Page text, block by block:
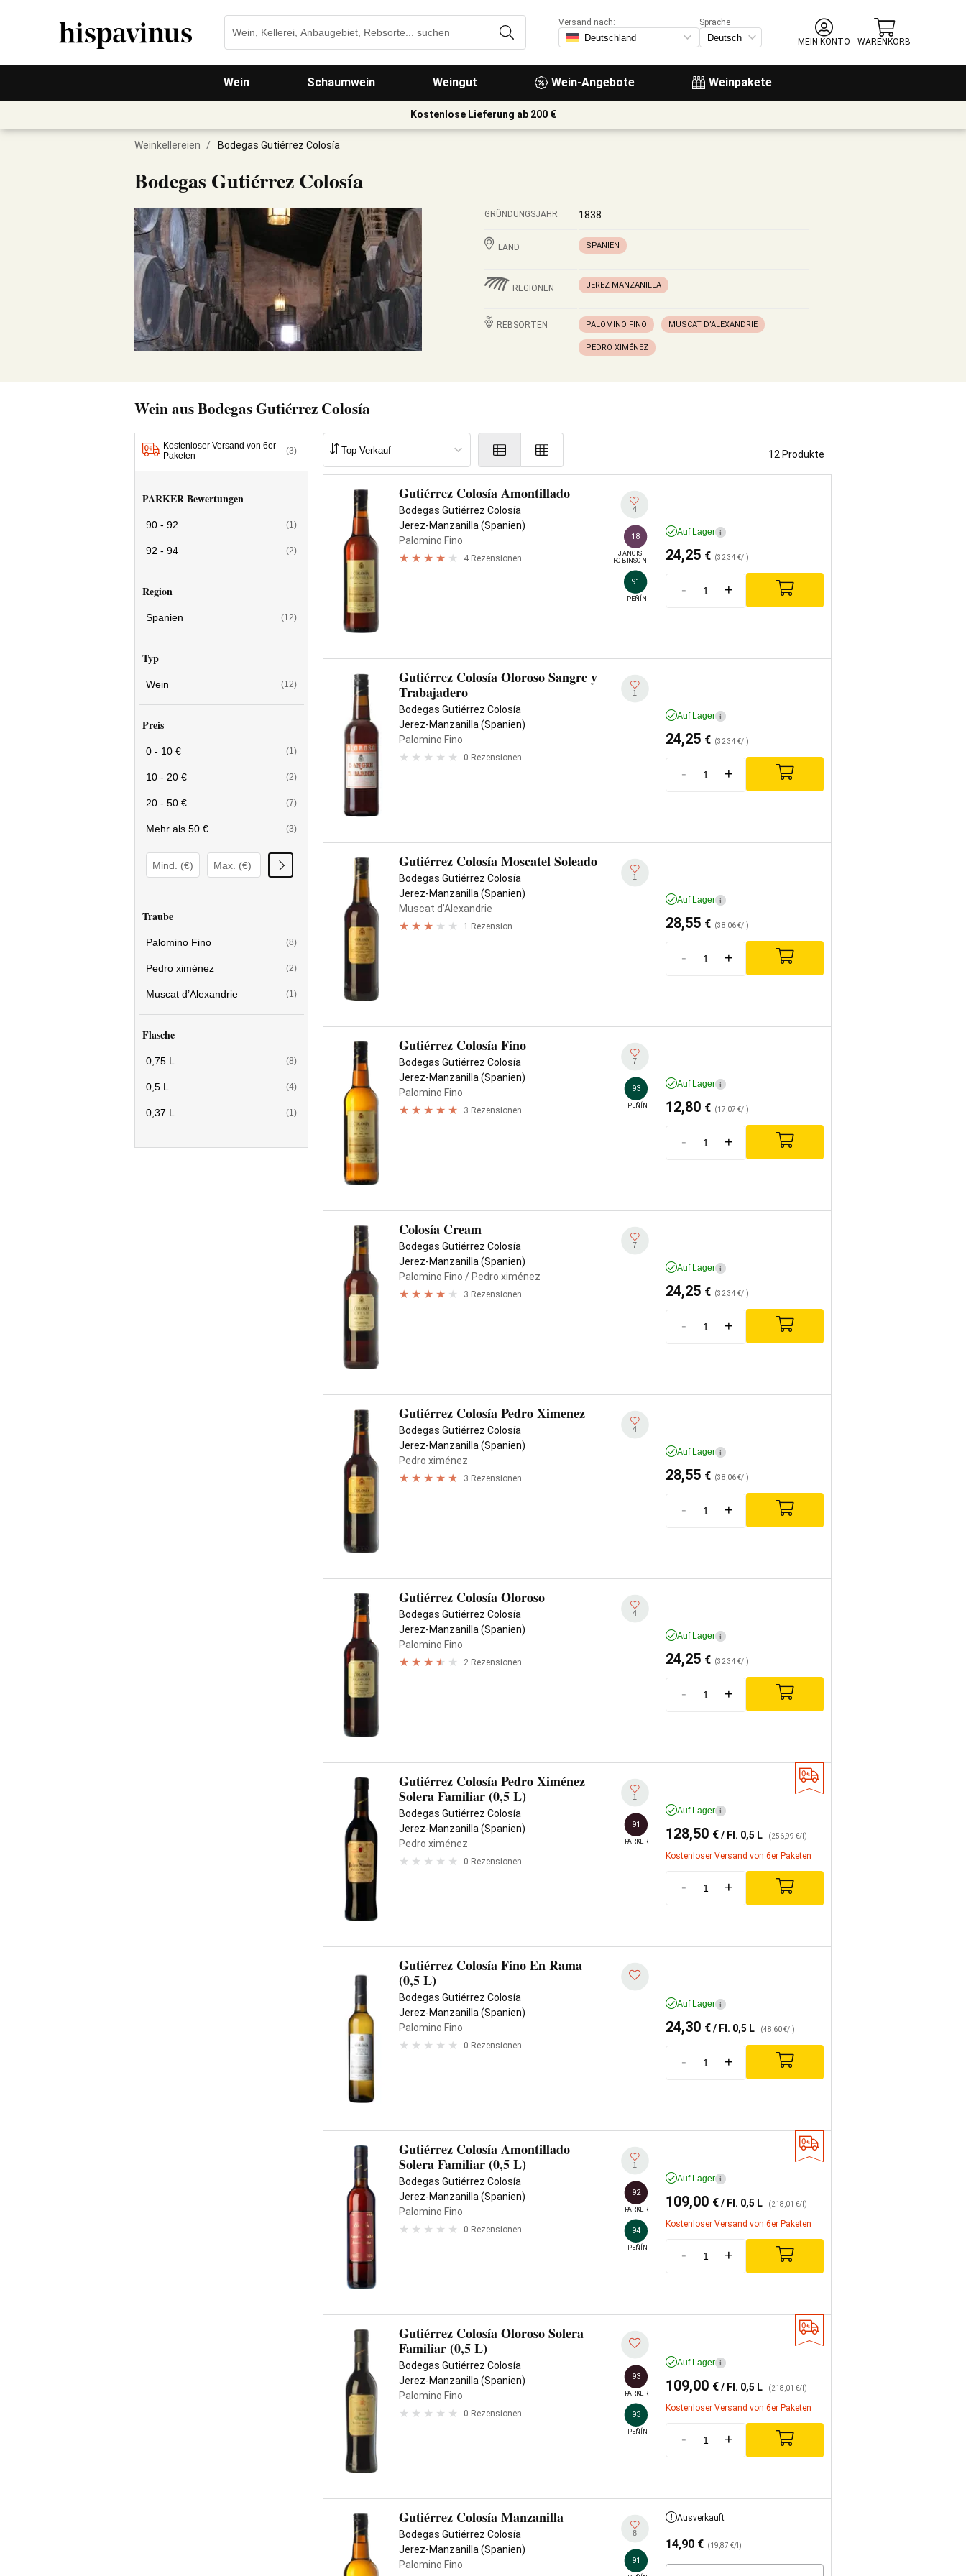
Wein Schaumwein Weingut Wein-Angebote Weinpakete
Versand nach:
Sprache
MEIN KONTO
WARENKORB
Kostenlose Lieferung ab 200 €
Weinkellereien / Bodegas Gutiérrez Colosía
Bodegas Gutiérrez Colosía
GRÜNDUNGSJAHR 1838
LAND SPANIEN
REGIONEN JEREZ-MANZANILLA
REBSORTEN PALOMINO FINO MUSCAT D’ALEXANDRIE
PEDRO XIMÉNEZ
Wein aus Bodegas Gutiérrez Colosía
Kostenloser Versand von 6er
Paketen
(3)
PARKER Bewertungen
90 - 92 (1)
92 - 94 (2)
Region
Spanien (12)
Typ
Wein (12)
Preis
0 - 10 € (1)
10 - 20 € (2)
20 - 50 € (7)
Mehr als 50 € (3)
Traube
Palomino Fino (8)
Pedro ximénez (2)
Muscat d’Alexandrie (1)
Flasche
0,75 L (8)
0,5 L (4)
0,37 L (1)
12 Produkte
Gutiérrez Colosía Amontillado
Bodegas Gutiérrez Colosía
Jerez-Manzanilla (Spanien)
Palomino Fino
4 Rezensionen
4
18
JANCIS
ROBINSON
91
PEÑÍN
Auf Lager i
24,25 € (32,34 €/l)
- +
Gutiérrez Colosía Oloroso Sangre y
Trabajadero
Bodegas Gutiérrez Colosía
Jerez-Manzanilla (Spanien)
Palomino Fino
0 Rezensionen
1
Auf Lager i
24,25 € (32,34 €/l)
- +
Gutiérrez Colosía Moscatel Soleado
Bodegas Gutiérrez Colosía
Jerez-Manzanilla (Spanien)
Muscat d’Alexandrie
1 Rezension
1
Auf Lager i
28,55 € (38,06 €/l)
- +
Gutiérrez Colosía Fino
Bodegas Gutiérrez Colosía
Jerez-Manzanilla (Spanien)
Palomino Fino
3 Rezensionen
7
93
PEÑÍN
Auf Lager i
12,80 € (17,07 €/l)
- +
Colosía Cream
Bodegas Gutiérrez Colosía
Jerez-Manzanilla (Spanien)
Palomino Fino / Pedro ximénez
3 Rezensionen
7
Auf Lager i
24,25 € (32,34 €/l)
- +
Gutiérrez Colosía Pedro Ximenez
Bodegas Gutiérrez Colosía
Jerez-Manzanilla (Spanien)
Pedro ximénez
3 Rezensionen
4
Auf Lager i
28,55 € (38,06 €/l)
- +
Gutiérrez Colosía Oloroso
Bodegas Gutiérrez Colosía
Jerez-Manzanilla (Spanien)
Palomino Fino
2 Rezensionen
4
Auf Lager i
24,25 € (32,34 €/l)
- +
Gutiérrez Colosía Pedro Ximénez
Solera Familiar (0,5 L)
Bodegas Gutiérrez Colosía
Jerez-Manzanilla (Spanien)
Pedro ximénez
0 Rezensionen
1
91
PARKER
Auf Lager i
128,50 €/ Fl. 0,5 L (256,99 €/l)
Kostenloser Versand von 6er Paketen
- +
Gutiérrez Colosía Fino En Rama
(0,5 L)
Bodegas Gutiérrez Colosía
Jerez-Manzanilla (Spanien)
Palomino Fino
0 Rezensionen
Auf Lager i
24,30 €/ Fl. 0,5 L (48,60 €/l)
- +
Gutiérrez Colosía Amontillado
Solera Familiar (0,5 L)
Bodegas Gutiérrez Colosía
Jerez-Manzanilla (Spanien)
Palomino Fino
0 Rezensionen
1
92
PARKER
94
PEÑÍN
Auf Lager i
109,00 €/ Fl. 0,5 L (218,01 €/l)
Kostenloser Versand von 6er Paketen
- +
Gutiérrez Colosía Oloroso Solera
Familiar (0,5 L)
Bodegas Gutiérrez Colosía
Jerez-Manzanilla (Spanien)
Palomino Fino
0 Rezensionen
93
PARKER
93
PEÑÍN
Auf Lager i
109,00 €/ Fl. 0,5 L (218,01 €/l)
Kostenloser Versand von 6er Paketen
- +
Gutiérrez Colosía Manzanilla
Bodegas Gutiérrez Colosía
Jerez-Manzanilla (Spanien)
Palomino Fino
8
91
Ausverkauft
14,90 € (19,87 €/l)